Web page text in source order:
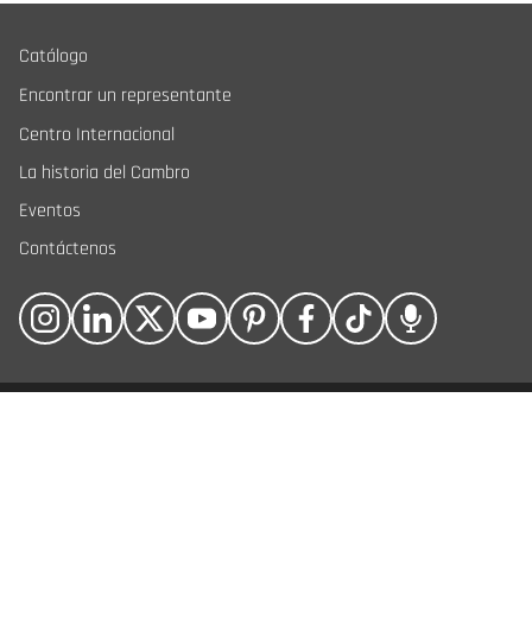
Catálogo
Encontrar un representante
Centro Internacional
La historia del Cambro
Eventos
Contáctenos